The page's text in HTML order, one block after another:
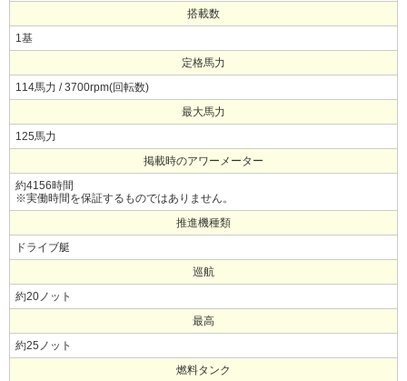
搭載数
1基
定格馬力
114馬力 / 3700rpm(回転数)
最大馬力
125馬力
掲載時のアワーメーター
約4156時間
※実働時間を保証するものではありません。
推進機種類
ドライブ艇
巡航
約20ノット
最高
約25ノット
燃料タンク